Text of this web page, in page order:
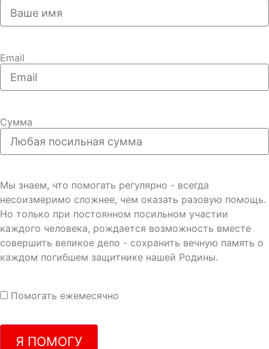
Email
Сумма
Мы знаем, что помогать регулярно - всегда
несоизмеримо сложнее, чем оказать разовую помощь.
Но только при постоянном посильном участии
каждого человека, рождается возможность вместе
совершить великое дело - сохранить вечную память о
каждом погибшем защитнике нашей Родины.
Помогать ежемесячно
Я ПОМОГУ